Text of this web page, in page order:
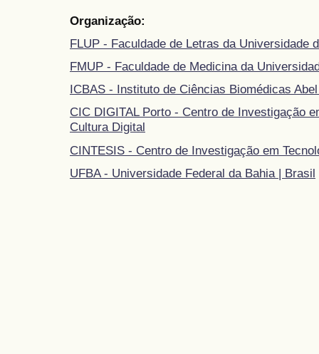
Organização:
FLUP - Faculdade de Letras da Universidade
FMUP - Faculdade de Medicina da
ICBAS - Instituto de Ciências Biomédicas
CIC DIGITAL Porto - Centro de Investigação
Cultura Digital
CINTESIS - Centro de Investigação em
UFBA - Universidade Federal da Bahia | Brasil